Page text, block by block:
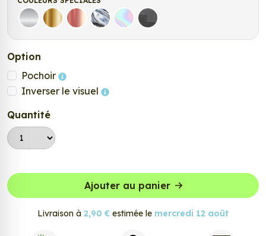
Argent Or Rose Gold
ChromeHolographique
Carbone Noir
Option
Pochoir
Inverser le visuel
Quantité
Ajouter au panier
Livraison à 2,90 € estimée le mercredi 12 août